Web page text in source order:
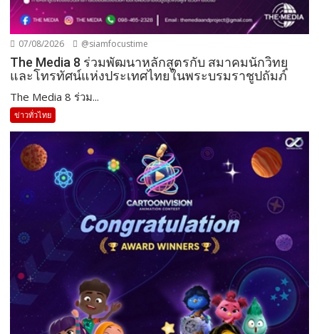
07/08/2026 @siamfocustime
The Media 8 ร่วมพัฒนาหลักสูตรกับ สมาคมนักวิทยุ
และโทรทัศน์แห่งประเทศไทยในพระบรมราชูปถัมภ์
The Media 8 ร่วม...
ข่าวทั่วไทย